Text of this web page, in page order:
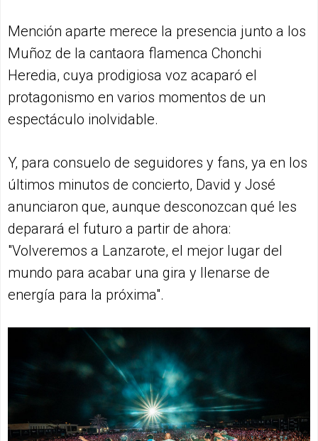
Mención aparte merece la presencia junto a los
Muñoz de la cantaora flamenca Chonchi
Heredia, cuya prodigiosa voz acaparó el
protagonismo en varios momentos de un
espectáculo inolvidable.
Y, para consuelo de seguidores y fans, ya en los
últimos minutos de concierto, David y José
anunciaron que, aunque desconozcan qué les
deparará el futuro a partir de ahora:
"Volveremos a Lanzarote, el mejor lugar del
mundo para acabar una gira y llenarse de
energía para la próxima".